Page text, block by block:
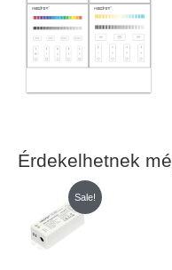
Érdekelhetnek
Sale!
Original
price
was:
5325 Ft.
Current
price
is:
4000 Ft.